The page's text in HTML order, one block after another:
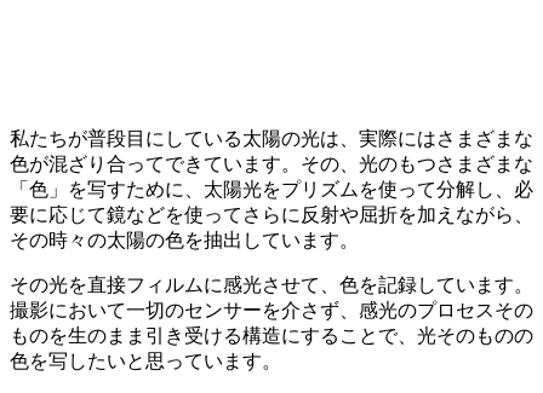
私たちが普段目にしている太陽の光は、実際にはさまざまな
色が混ざり合ってできています。その、光のもつさまざまな
「色」を写すために、太陽光をプリズムを使って分解し、必
要に応じて鏡などを使ってさらに反射や屈折を加えながら、
その時々の太陽の色を抽出しています。
その光を直接フィルムに感光させて、色を記録しています。
撮影において一切のセンサーを介さず、感光のプロセスその
ものを生のまま引き受ける構造にすることで、光そのものの
色を写したいと思っています。